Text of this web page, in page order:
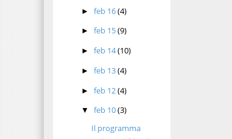
►feb 16(4)
►feb 15(9)
►feb 14(10)
►feb 13(4)
►feb 12(4)
▼feb 10(3)
Il programma